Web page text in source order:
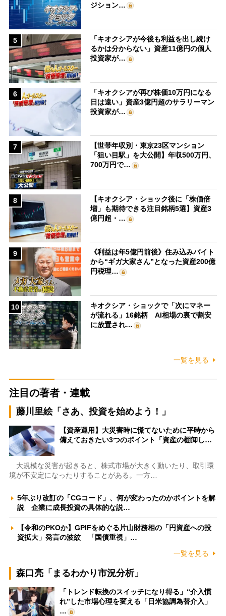
ジション…
5
「キオクシアが今後も利益を出し続け
るかは分からない」資産11億円の個人
投資家が…
6
「キオクシアが再び株価10万円になる
日は遠い」資産3億円超のサラリーマン
投資家が…
7
【世帯年収別・東京23区マンション
「狙い目駅」を大公開】年収500万円、
700万円で…
8
【キオクシア・ショック後に「株価倍
増」も期待できる注目銘柄5選】資産3
億円超・…
9
《利益は年5億円前後》住み込みバイト
から“ギガ大家さん”となった資産200億
円税理…
10
キオクシア・ショックで「次にマネー
が流れる」16銘柄 AI相場の裏で割安
に放置され…
一覧を見る
注目の著者・連載
藤川里絵「さあ、投資を始めよう！」
【資産運用】大災害時に慌てないために平時から
備えておきたい3つのポイント「資産の棚卸し…
大規模な災害が起きると、株式市場が大きく動いたり、取引環
境が不安定になったりすることがある。一方…
5年ぶり改訂の「CGコード」、何が変わったのかポイントを解
説 企業に成長投資の具体的な説…
【令和のPKOか】GPIFをめぐる片山財務相の「円資産への投
資拡大」発言の波紋 「国債重視」…
一覧を見る
森口亮「まるわかり市況分析」
「トレンド転換のスイッチになり得る」“介入慣
れ”した市場心理を変える「日米協調為替介入」
…